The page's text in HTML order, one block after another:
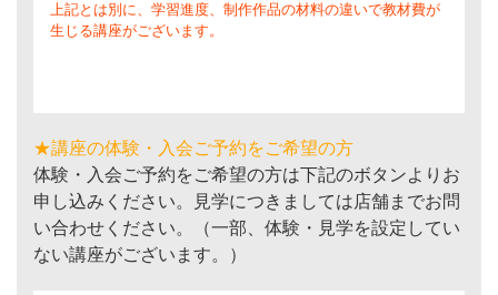
上記とは別に、学習進度、制作作品の材料の違いで教材費が
生じる講座がございます。
★講座の体験・入会ご予約をご希望の方
体験・入会ご予約をご希望の方は下記のボタンよりお
申し込みください。見学につきましては店舗までお問
い合わせください。（一部、体験・見学を設定してい
ない講座がございます。）